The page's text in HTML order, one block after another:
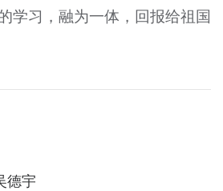
学习 ，融为一体，回报给祖国
德宇